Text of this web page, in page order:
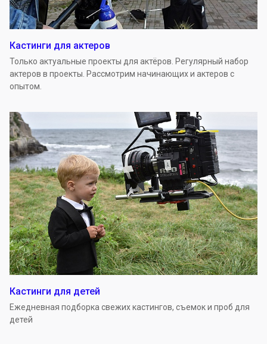
Кастинги для актеров
Только актуальные проекты для актёров. Регулярный набор
актеров в проекты. Рассмотрим начинающих и актеров с
опытом.
Кастинги для детей
Ежедневная подборка свежих кастингов, съемок и проб для
детей